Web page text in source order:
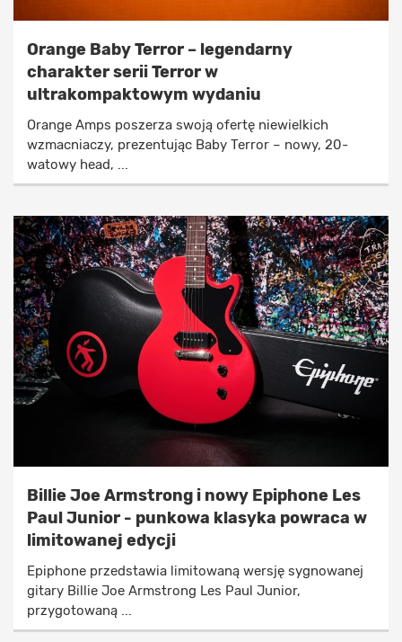
Orange Baby Terror – legendarny
charakter serii Terror w
ultrakompaktowym wydaniu
Orange Amps poszerza swoją ofertę niewielkich
wzmacniaczy, prezentując Baby Terror – nowy, 20-
watowy head, ...
Billie Joe Armstrong i nowy Epiphone Les
Paul Junior - punkowa klasyka powraca w
limitowanej edycji
Epiphone przedstawia limitowaną wersję sygnowanej
gitary Billie Joe Armstrong Les Paul Junior,
przygotowaną ...